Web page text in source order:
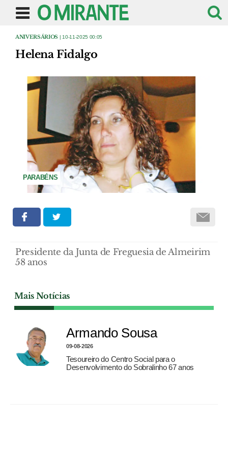
ANIVERSÁRIOS | 10-11-2025 00:05
Helena Fidalgo
PARABÉNS
Presidente da Junta de Freguesia de Almeirim
58 anos
Mais Notícias
Armando Sousa
09-08-2026
Tesoureiro do Centro Social para o
Desenvolvimento do Sobralinho 67 anos